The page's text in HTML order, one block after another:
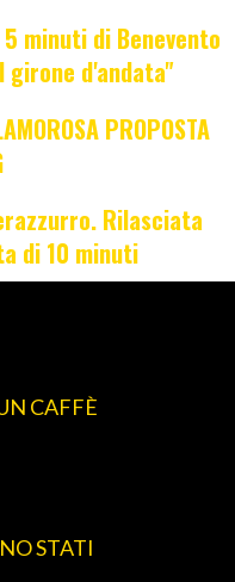
5 minuti di Benevento
d'andata"
PROPOSTA
Rilasciata
di 10 minuti
CAFFÈ
STATI